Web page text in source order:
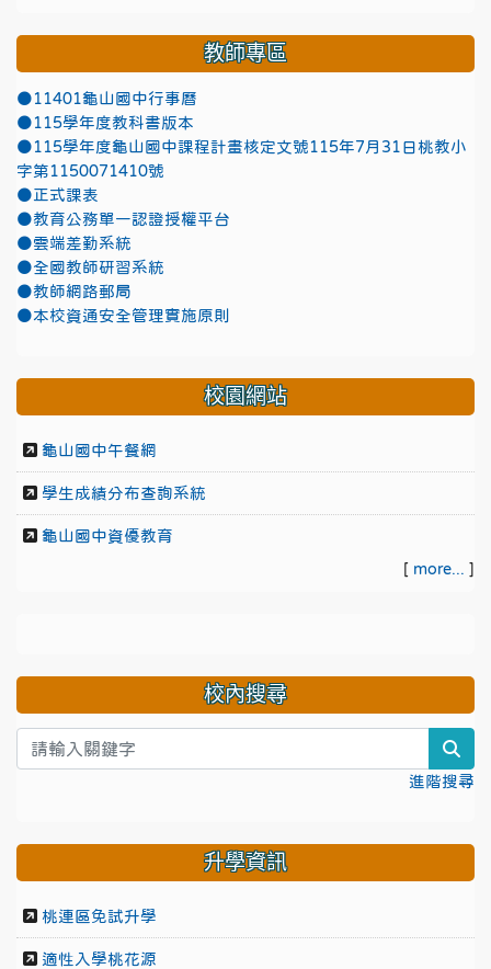
教師專區
●11401龜山國中行事曆
●115學年度教科書版本
●115學年度龜山國中課程計畫核定文號115年7月31日桃教小
字第1150071410號
●正式課表
●教育公務單一認證授權平台
●雲端差勤系統
●全國教師研習系統
●教師網路郵局
●本校資通安全管理實施原則
校園網站
龜山國中午餐網
學生成績分布查詢系統
龜山國中資優教育
[ more... ]
校內搜尋
進階搜尋
升學資訊
桃連區免試升學
適性入學桃花源